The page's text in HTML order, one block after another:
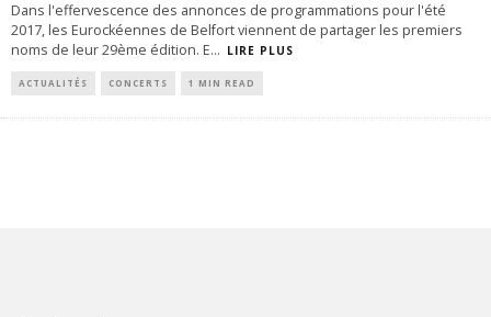
Dans l'effervescence des annonces de programmations pour l'été
2017, les Eurockéennes de Belfort viennent de partager les premiers
noms de leur 29ème édition. E... LIRE PLUS
ACTUALITÉS CONCERTS 1 MIN READ